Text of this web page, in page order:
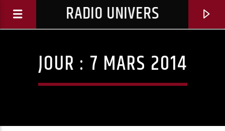
RADIO UNIVERS
JOUR : 7 MARS 2014